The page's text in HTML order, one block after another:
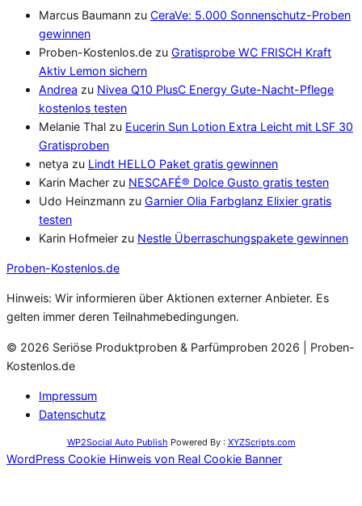
Marcus Baumann zu CeraVe: 5.000 Sonnenschutz-Proben
gewinnen
Proben-Kostenlos.de zu Gratisprobe WC FRISCH Kraft
Aktiv Lemon sichern
Andrea zu Nivea Q10 PlusC Energy Gute-Nacht-Pflege
kostenlos testen
Melanie Thal zu Eucerin Sun Lotion Extra Leicht mit LSF 30
Gratisproben
netya zu Lindt HELLO Paket gratis gewinnen
Karin Macher zu NESCAFÉ® Dolce Gusto gratis testen
Udo Heinzmann zu Garnier Olia Farbglanz Elixier gratis
testen
Karin Hofmeier zu Nestle Überraschungspakete gewinnen
Proben-Kostenlos.de
Hinweis: Wir informieren über Aktionen externer Anbieter. Es
gelten immer deren Teilnahmebedingungen.
© 2026 Seriöse Produktproben & Parfümproben 2026 | Proben-
Kostenlos.de
Impressum
Datenschutz
WP2Social Auto Publish Powered By : XYZScripts.com
WordPress Cookie Hinweis von Real Cookie Banner